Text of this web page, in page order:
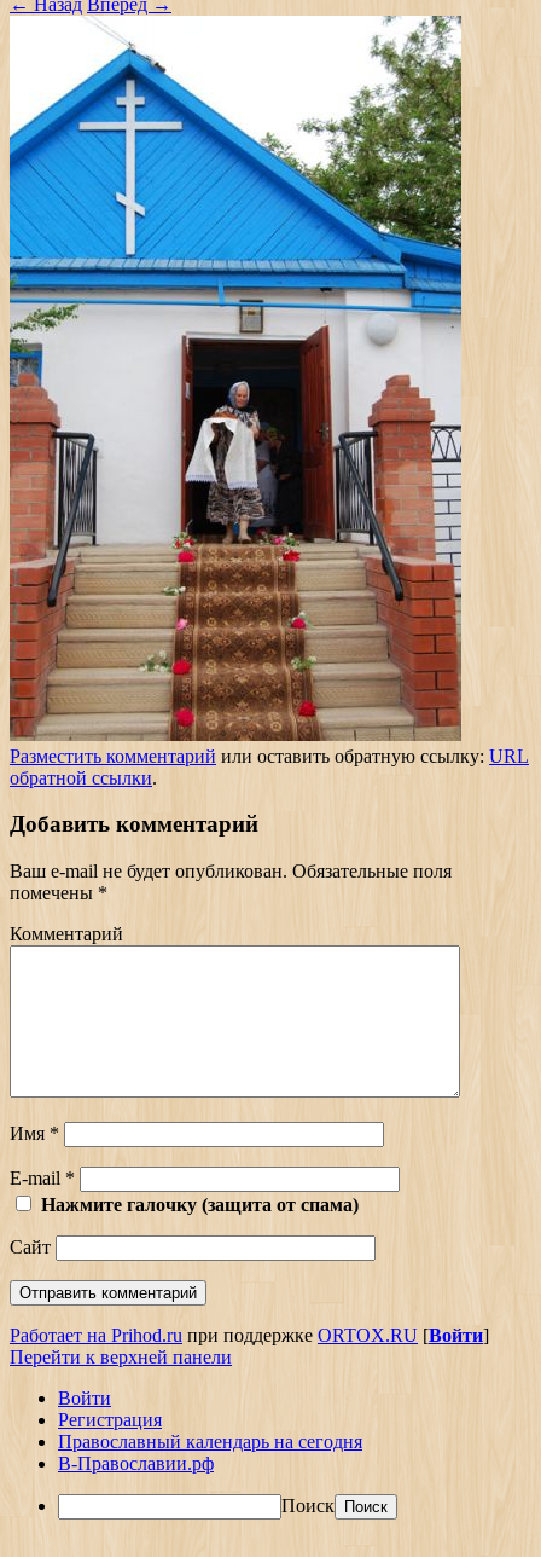
Разместить комментарий или оставить обратную ссылку: URL
обратной ссылки.
Добавить комментарий
Ваш e-mail не будет опубликован. Обязательные поля
помечены *
Комментарий
Имя *
E-mail *
Нажмите галочку (защита от спама)
Сайт
Работает на Prihod.ru при поддержке ORTOX.RU [Войти]
Перейти к верхней панели
Войти
Регистрация
Православный календарь на сегодня
В-Православии.рф
Поиск